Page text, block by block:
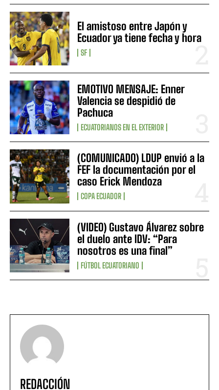
El amistoso entre Japón y
Ecuador ya tiene fecha y hora
SF
EMOTIVO MENSAJE: Enner
Valencia se despidió de
Pachuca
ECUATORIANOS EN EL EXTERIOR
(COMUNICADO) LDUP envió a la
FEF la documentación por el
caso Erick Mendoza
COPA ECUADOR
(VIDEO) Gustavo Álvarez sobre
el duelo ante IDV: “Para
nosotros es una final”
FÚTBOL ECUATORIANO
REDACCIÓN